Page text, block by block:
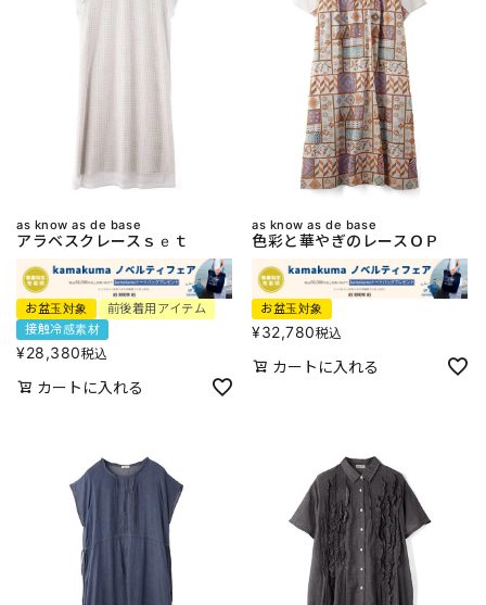
as know as de base
アラベスクレースｓｅｔ
お盆玉対象
前後着用アイテム
接触冷感素材
¥28,380税込
カートに入れる
as know as de base
色彩と華やぎのレースＯＰ
お盆玉対象
¥32,780税込
カートに入れる